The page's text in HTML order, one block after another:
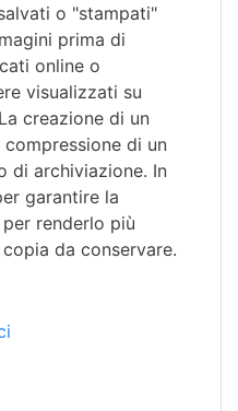
o "stampati"
prima di
online o
visualizzati su
creazione di un
di un
di archiviazione. In
garantire la
renderlo più
da conservare.